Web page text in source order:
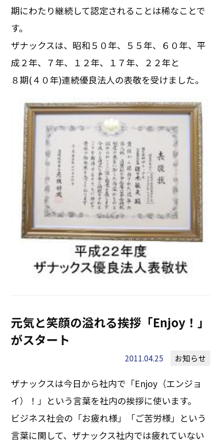
期にわたり継続して認定されることは稀なことで
す。
ザナックスは、昭和５０年、５５年、６０年、平
成２年、７年、１２年、１７年、２２年と
８期(４０年)連続優良法人の表敬を受けました。
元気と笑顔の溢れる挨拶「Enjoy！」
がスタート
2011.04.25 お知らせ
ザナックスは今日から社内で「Enjoy（エンジョ
イ）！」という言葉を社内の挨拶に使います。
ビジネス社会の「お疲れ様」「ご苦労様」という
言葉に関して、ザナックス社内では疲れていない